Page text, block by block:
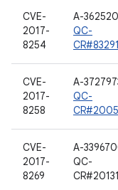
CVE-
2017-
8254
A-
QC-
CVE-
2017-
8258
A-
QC-
CVE-
2017-
8269
A-
QC-